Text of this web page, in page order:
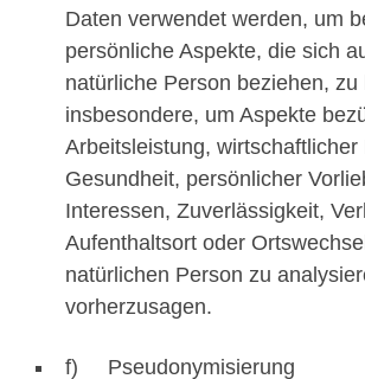
Daten verwendet werden, um
persönliche Aspekte, die sich
natürliche Person beziehen, zu
insbesondere, um Aspekte
Arbeitsleistung, wirtschaftlicher
Gesundheit, persönlicher
Interessen, Zuverlässigkeit,
Aufenthaltsort oder
natürlichen Person zu
vorherzusagen.
f) Pseudonymisierung